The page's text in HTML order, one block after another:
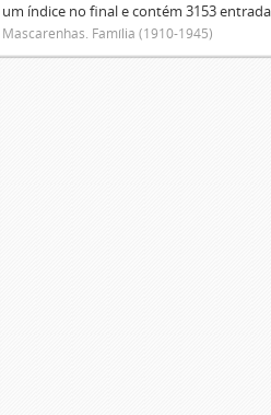
um índice no final e contém 3153
Mascarenhas. Família (1910-1945)